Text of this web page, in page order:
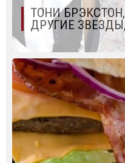
ТОНИ
ДРУГИЕ